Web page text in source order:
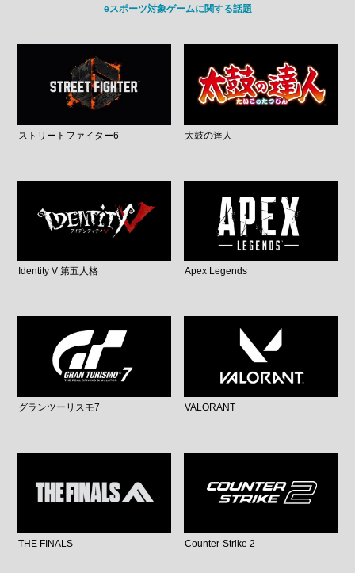
eスポーツ対象ゲームに関する話題
ストリートファイター6 太鼓の達人
Identity V 第五人格 Apex Legends
グランツーリスモ7 VALORANT
THE FINALS Counter-Strike 2